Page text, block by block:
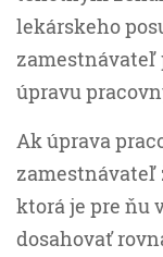
lekárskeho
úpravu
Ak úprava
zamestnávateľ
ktorá je pre ňu
dosahovať